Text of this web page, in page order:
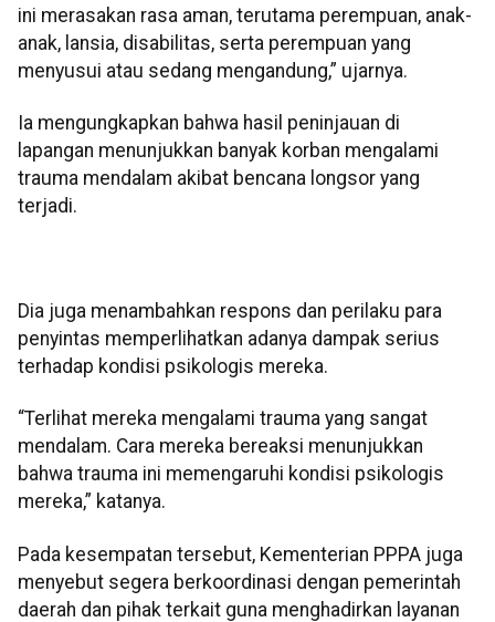
ini merasakan rasa aman, terutama perempuan, anak-
anak, lansia, disabilitas, serta perempuan yang
menyusui atau sedang mengandung,” ujarnya.
Ia mengungkapkan bahwa hasil peninjauan di
lapangan menunjukkan banyak korban mengalami
trauma mendalam akibat bencana longsor yang
terjadi.
Dia juga menambahkan respons dan perilaku para
penyintas memperlihatkan adanya dampak serius
terhadap kondisi psikologis mereka.
“Terlihat mereka mengalami trauma yang sangat
mendalam. Cara mereka bereaksi menunjukkan
bahwa trauma ini memengaruhi kondisi psikologis
mereka,” katanya.
Pada kesempatan tersebut, Kementerian PPPA juga
menyebut segera berkoordinasi dengan pemerintah
daerah dan pihak terkait guna menghadirkan layanan